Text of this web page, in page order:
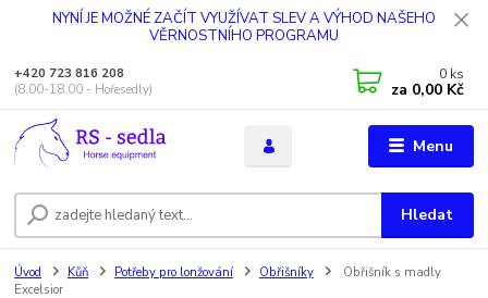
NYNÍ JE MOŽNÉ ZAČÍT VYUŽÍVAT SLEV A VÝHOD NAŠEHO
VĚRNOSTNÍHO PROGRAMU
Menu
Hledat
+420 723 816 208
(8.00-18.00 - Hořesedly)
0 ks
za 0,00 Kč
Úvod Kůň Potřeby pro lonžování Obřišníky
Obřišník s madly
Excelsior